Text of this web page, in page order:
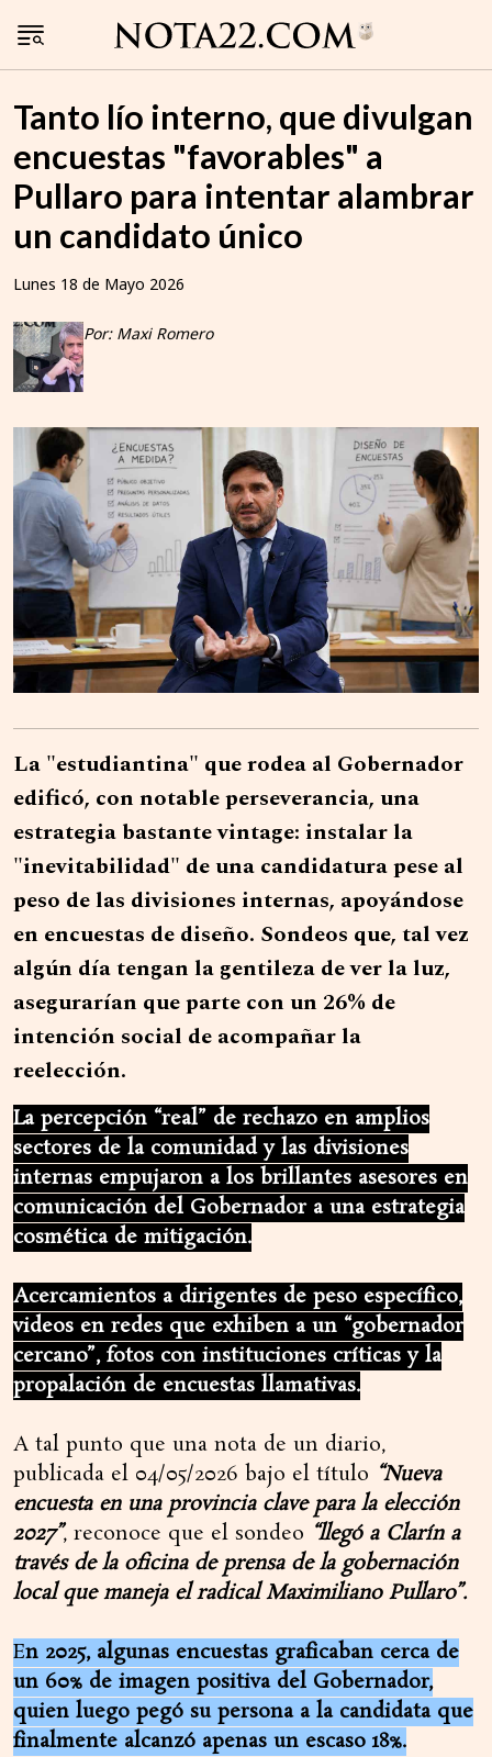
Tanto lío interno, que divulgan
encuestas "favorables" a
Pullaro para intentar alambrar
un candidato único
Lunes 18 de Mayo 2026
Por: Maxi Romero
La "estudiantina" que rodea al Gobernador
edificó, con notable perseverancia, una
estrategia bastante vintage: instalar la
"inevitabilidad" de una candidatura pese al
peso de las divisiones internas, apoyándose
en encuestas de diseño. Sondeos que, tal vez
algún día tengan la gentileza de ver la luz,
asegurarían que parte con un 26% de
intención social de acompañar la
reelección.
La percepción “real” de rechazo en amplios
sectores de la comunidad y las divisiones
internas empujaron a los brillantes asesores en
comunicación del Gobernador a una estrategia
cosmética de mitigación.
Acercamientos a dirigentes de peso específico,
videos en redes que exhiben a un “gobernador
cercano”, fotos con instituciones críticas y la
propalación de encuestas llamativas.
A tal punto que una nota de un diario,
publicada el 04/05/2026 bajo el título “Nueva
encuesta en una provincia clave para la elección
2027”, reconoce que el sondeo “llegó a Clarín a
través de la oficina de prensa de la gobernación
local que maneja el radical Maximiliano Pullaro”.
En 2025, algunas encuestas graficaban cerca de
un 60% de imagen positiva del Gobernador,
quien luego pegó su persona a la candidata que
finalmente alcanzó apenas un escaso 18%.